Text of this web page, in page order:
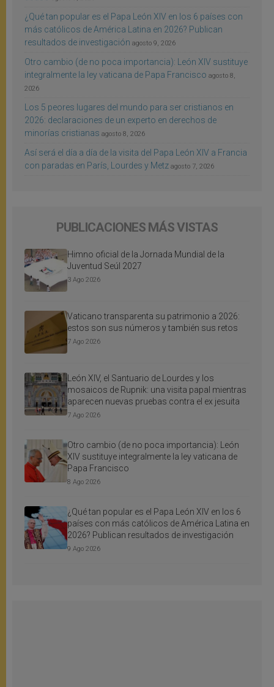
¿Qué tan popular es el Papa León XIV en los 6 países con
más católicos de América Latina en 2026? Publican
resultados de investigación agosto 9, 2026
Otro cambio (de no poca importancia): León XIV sustituye
integralmente la ley vaticana de Papa Francisco agosto 8,
2026
Los 5 peores lugares del mundo para ser cristianos en
2026: declaraciones de un experto en derechos de
minorías cristianas agosto 8, 2026
Así será el día a día de la visita del Papa León XIV a Francia
con paradas en París, Lourdes y Metz agosto 7, 2026
PUBLICACIONES MÁS VISTAS
Himno oficial de la Jornada Mundial de la
Juventud Seúl 2027
3 Ago 2026
Vaticano transparenta su patrimonio a 2026:
estos son sus números y también sus retos
7 Ago 2026
León XIV, el Santuario de Lourdes y los
mosaicos de Rupnik: una visita papal mientras
aparecen nuevas pruebas contra el ex jesuita
7 Ago 2026
Otro cambio (de no poca importancia): León
XIV sustituye integralmente la ley vaticana de
Papa Francisco
8 Ago 2026
¿Qué tan popular es el Papa León XIV en los 6
países con más católicos de América Latina en
2026? Publican resultados de investigación
9 Ago 2026